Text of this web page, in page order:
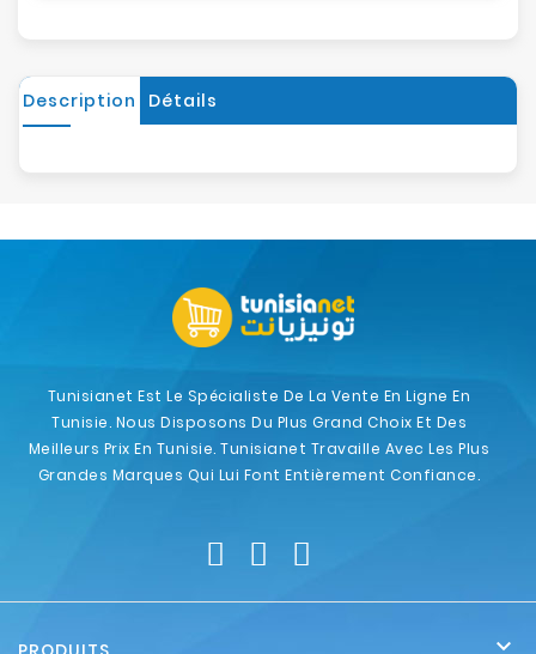
Description Détails
Tunisianet Est Le Spécialiste De La Vente En Ligne En
Tunisie. Nous Disposons Du Plus Grand Choix Et Des
Meilleurs Prix En Tunisie. Tunisianet Travaille Avec Les Plus
Grandes Marques Qui Lui Font Entièrement Confiance.
